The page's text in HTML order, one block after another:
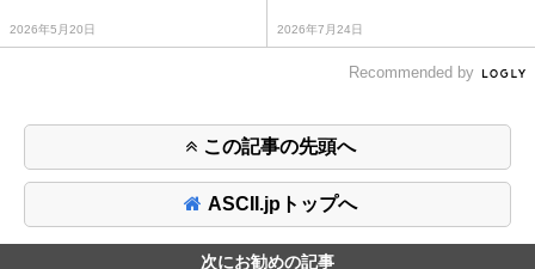
2026年5月20日 2026年7月24日
Recommended by
この記事の先頭へ
ASCII.jpトップへ
次にお勧めの記事